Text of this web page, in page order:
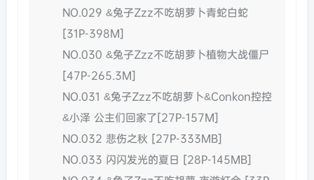
NO.029 &兔子Zzz不吃胡萝卜青蛇白蛇
[31P-398M]
NO.030 &兔子Zzz不吃胡萝卜植物大战僵尸
[47P-265.3M]
NO.031 &兔子Zzz不吃胡萝卜&Conkon控控
&小泽 公主们回家了[27P-157M]
NO.032 悲伤之秋 [27P-333MB]
NO.033 闪闪发光的夏日 [28P-145MB]